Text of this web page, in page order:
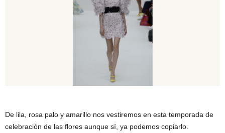
De lila, rosa palo y amarillo nos vestiremos en esta temporada de
celebración de las flores aunque sí, ya podemos copiarlo.